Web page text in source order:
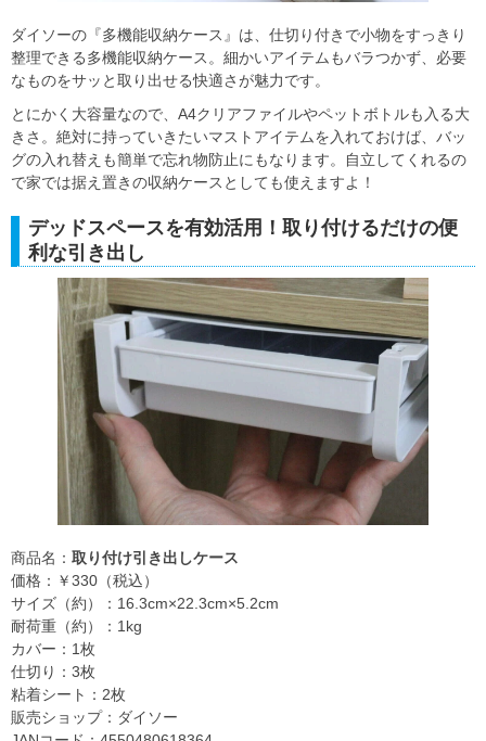
ダイソーの『多機能収納ケース』は、仕切り付きで小物をすっきり
整理できる多機能収納ケース。細かいアイテムもバラつかず、必要
なものをサッと取り出せる快適さが魅力です。
とにかく大容量なので、A4クリアファイルやペットボトルも入る大
きさ。絶対に持っていきたいマストアイテムを入れておけば、バッ
グの入れ替えも簡単で忘れ物防止にもなります。自立してくれるの
で家では据え置きの収納ケースとしても使えますよ！
デッドスペースを有効活用！取り付けるだけの便
利な引き出し
商品名： 取り付け引き出しケース
価格：￥330（税込）
サイズ（約）：16.3cm×22.3cm×5.2cm
耐荷重（約）：1kg
カバー：1枚
仕切り：3枚
粘着シート：2枚
販売ショップ：ダイソー